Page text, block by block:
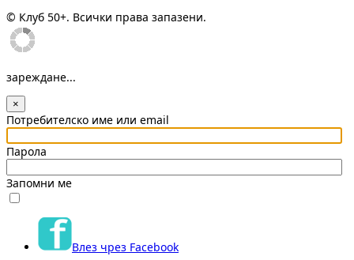
© Клуб 50+. Всички права запазени.
зареждане...
×
Потребителско име или email
Парола
Запомни ме
Влез чрез Facebook